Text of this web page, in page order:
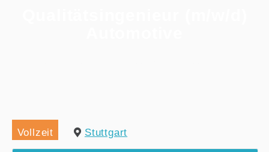
Vollzeit Stuttgart